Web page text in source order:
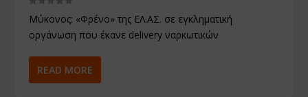
Μύκονος: «Φρένο» της ΕΛ.ΑΣ. σε εγκληματική
οργάνωση που έκανε delivery ναρκωτικών
READ MORE